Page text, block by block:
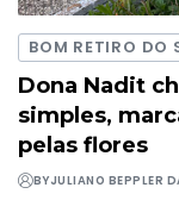
BOM RETIRO DO
Dona Nadit
simples,
pelas flores
BYJULIANO BEPPLER